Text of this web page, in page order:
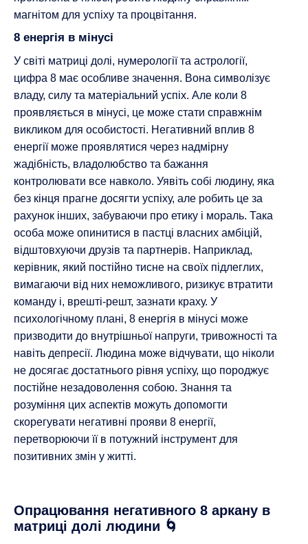
магнітом для успіху та процвітання.
8 енергія в мінусі
У світі матриці долі, нумерології та астрології,
цифра 8 має особливе значення. Вона символізує
владу, силу та матеріальний успіх. Але коли 8
проявляється в мінусі, це може стати справжнім
викликом для особистості. Негативний вплив 8
енергії може проявлятися через надмірну
жадібність, владолюбство та бажання
контролювати все навколо. Уявіть собі людину, яка
без кінця прагне досягти успіху, але робить це за
рахунок інших, забуваючи про етику і мораль. Така
особа може опинитися в пастці власних амбіцій,
відштовхуючи друзів та партнерів. Наприклад,
керівник, який постійно тисне на своїх підлеглих,
вимагаючи від них неможливого, ризикує втратити
команду і, врешті-решт, зазнати краху. У
психологічному плані, 8 енергія в мінусі може
призводити до внутрішньої напруги, тривожності та
навіть депресії. Людина може відчувати, що ніколи
не досягає достатнього рівня успіху, що породжує
постійне незадоволення собою. Знання та
розуміння цих аспектів можуть допомогти
скорегувати негативні прояви 8 енергії,
перетворюючи її в потужний інструмент для
позитивних змін у житті.
Опрацювання негативного 8 аркану в
матриці долі людини 🌀